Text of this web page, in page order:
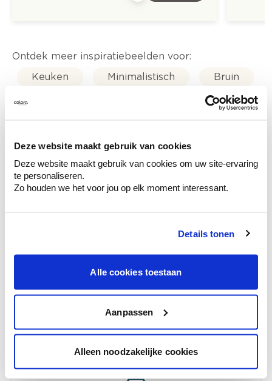
Deze website maakt gebruik van cookies
Deze website maakt gebruik van cookies om uw site-ervaring
te personaliseren.
Zo houden we het voor jou op elk moment interessant.
Details tonen
Alle cookies toestaan
Aanpassen
Alleen noodzakelijke cookies
Ontdek meer inspiratiebeelden voor:
Keuken
Minimalistisch Bruin
Trendkleuren-2024
Kleuradvies aan huis
Ga samen met de kleuradviseur door je
Krijg kleuradvies op basis van de lichtinval
en je meubels.
Krijg ineens een technologische check-up
van je muren.